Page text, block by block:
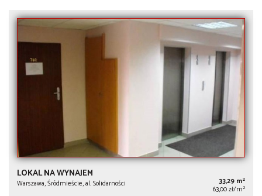
LOKAL NA WYNAJEM
Warszawa, Śródmieście, al. Solidarności 33,29 m2
63,00 zł/m2